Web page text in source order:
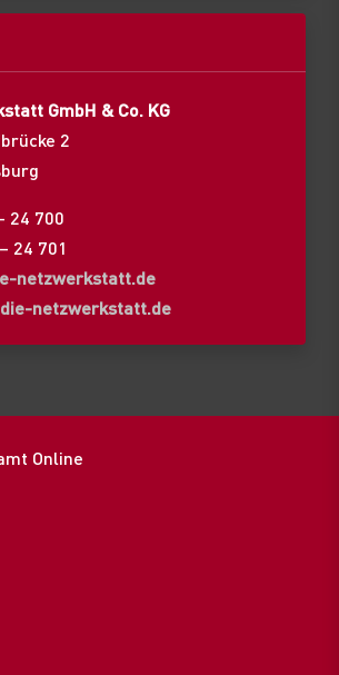
GmbH & Co. KG
2
24 700
24 701
netzwerkstatt.de
netzwerkstatt.de
Online